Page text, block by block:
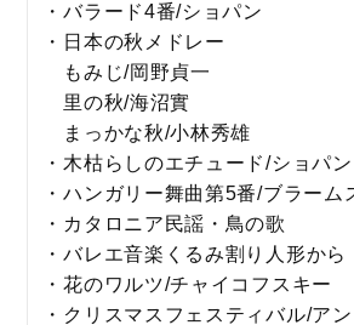
・バラード4番/ショパン
・日本の秋メドレー
もみじ/岡野貞一
里の秋/海沼實
まっかな秋/小林秀雄
・木枯らしのエチュード/ショパン
・ハンガリー舞曲第5番/ブラーム
・カタロニア民謡・鳥の歌
・バレエ音楽くるみ割り人形から
・花のワルツ/チャイコフスキー
・クリスマスフェスティバル/ア